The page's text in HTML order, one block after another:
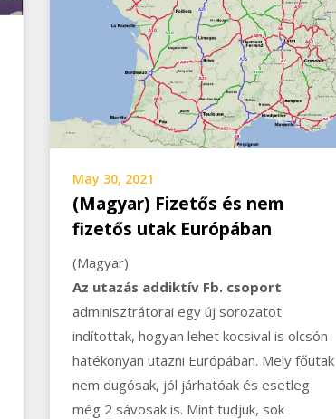
May 30, 2021
(Magyar) Fizetős és nem
fizetős utak Európában
(Magyar)
Az utazás addiktív Fb. csoport
adminisztrátorai egy új sorozatot
indítottak, hogyan lehet kocsival is olcsón
hatékonyan utazni Európában. Mely főutak
nem dugósak, jól járhatóak és esetleg
még 2 sávosak is. Mint tudjuk, sok